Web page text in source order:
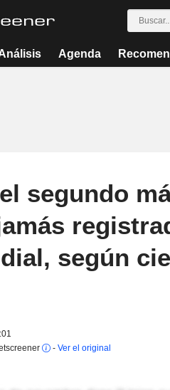
Agenda
segundo
según
- Ver el original